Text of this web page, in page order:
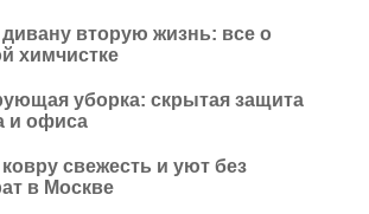
дивану вторую жизнь: все о
химчистке
уборка: скрытая защита
и офиса
ковру свежесть и уют без
в Москве